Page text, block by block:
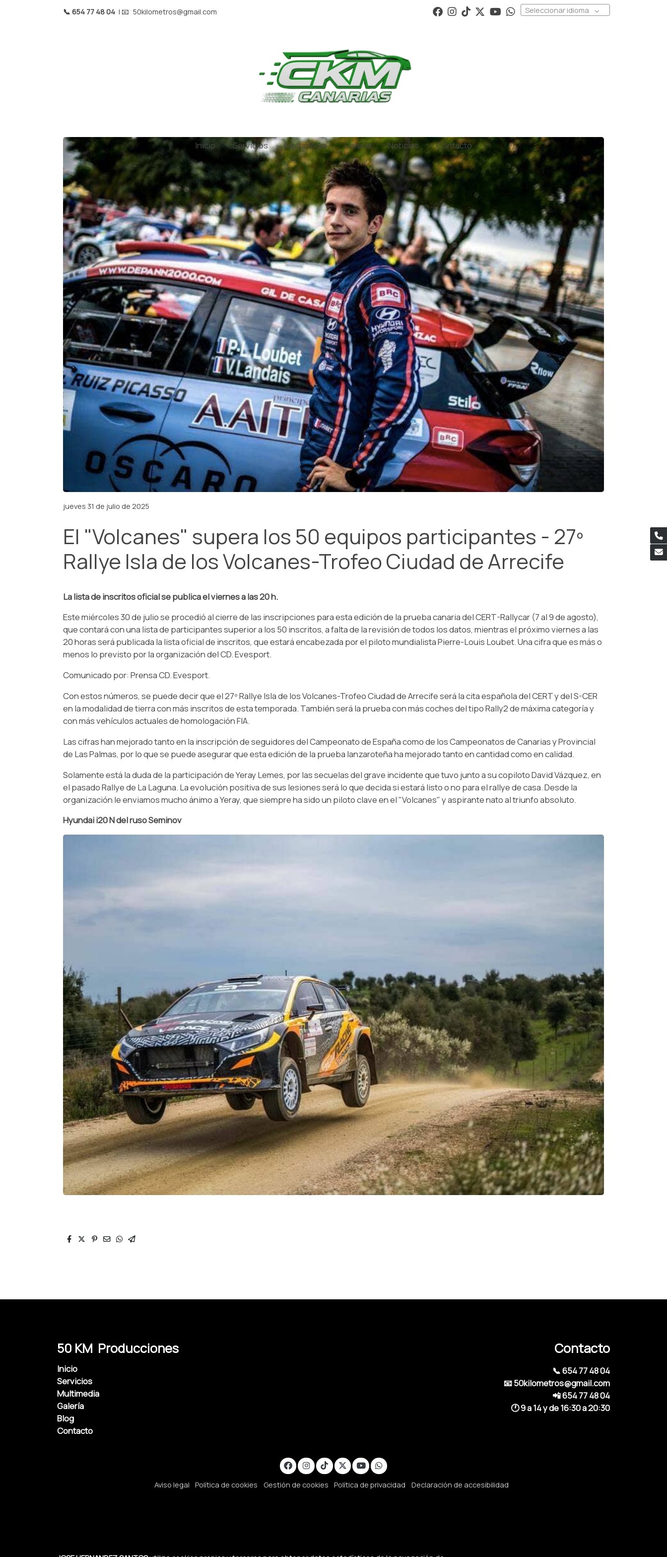
📞 654 77 48 04 | 📧 50kilometros@gmail.com Seleccionar idioma
Inicio Servicios Multimedia Galería Noticias Contacto
jueves 31 de julio de 2025
El "Volcanes" supera los 50 equipos participantes - 27º
Rallye Isla de los Volcanes-Trofeo Ciudad de Arrecife
La lista de inscritos oficial se publica el viernes a las 20 h.
Este miércoles 30 de julio se procedió al cierre de las inscripciones para esta edición de la prueba canaria del CERT-Rallycar (7 al 9 de agosto),
que contará con una lista de participantes superior a los 50 inscritos, a falta de la revisión de todos los datos, mientras el próximo viernes a las
20 horas será publicada la lista oficial de inscritos, que estará encabezada por el piloto mundialista Pierre-Louis Loubet. Una cifra que es más o
menos lo previsto por la organización del CD. Evesport.
Comunicado por: Prensa CD. Evesport.
Con estos números, se puede decir que el 27º Rallye Isla de los Volcanes-Trofeo Ciudad de Arrecife será la cita española del CERT y del S-CER
en la modalidad de tierra con más inscritos de esta temporada. También será la prueba con más coches del tipo Rally2 de máxima categoría y
con más vehículos actuales de homologación FIA.
Las cifras han mejorado tanto en la inscripción de seguidores del Campeonato de España como de los Campeonatos de Canarias y Provincial
de Las Palmas, por lo que se puede asegurar que esta edición de la prueba lanzaroteña ha mejorado tanto en cantidad como en calidad.
Solamente está la duda de la participación de Yeray Lemes, por las secuelas del grave incidente que tuvo junto a su copiloto David Vázquez, en
el pasado Rallye de La Laguna. La evolución positiva de sus lesiones será lo que decida si estará listo o no para el rallye de casa. Desde la
organización le enviamos mucho ánimo a Yeray, que siempre ha sido un piloto clave en el "Volcanes" y aspirante nato al triunfo absoluto.
Hyundai i20 N del ruso Seminov
50 KM Producciones
Inicio
Servicios
Multimedia
Galería
Blog
Contacto
Contacto
📞 654 77 48 04
📧 50kilometros@gmail.com
📲 654 77 48 04
🕐 9 a 14 y de 16:30 a 20:30
Aviso legal Política de cookies Gestión de cookies Política de privacidad Declaración de accesibilidad